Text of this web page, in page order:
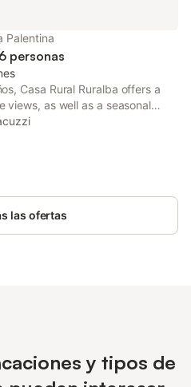
Palentina
personas
Casa Rural Ruralba offers a
views, as well as a seasonal
air bath. This property offers
free private parking.
las ofertas
y tipos de